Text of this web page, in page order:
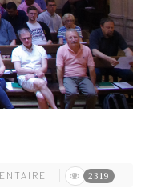
2319